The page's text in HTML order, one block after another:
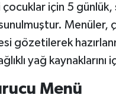
için 5
Menüler,
gözetilerek
yağ kaynaklarını
Menü